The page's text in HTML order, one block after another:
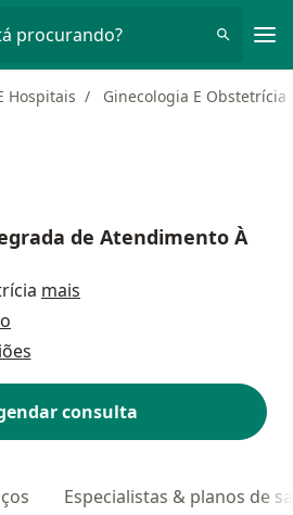
procurando?
Hospitais Ginecologia E Obstetrícia
de Atendimento À
mais
consulta
Especialistas & planos de